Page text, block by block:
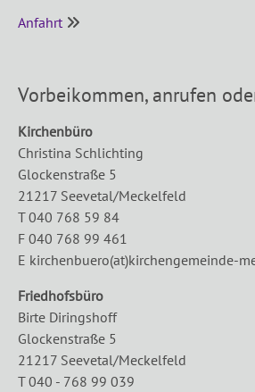
Anfahrt
Vorbeikommen, anrufen
Kirchenbüro
Christina Schlichting
Glockenstraße 5
21217 Seevetal/Meckelfeld
T 040 768 59 84
F 040 768 99 461
E kirchenbuero(at)kirchengemeinde-
Friedhofsbüro
Birte Diringshoff
Glockenstraße 5
21217 Seevetal/Meckelfeld
T 040 - 768 99 039